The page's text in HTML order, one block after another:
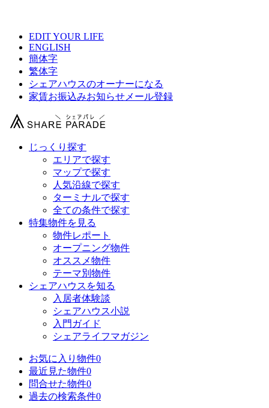
EDIT YOUR LIFE
ENGLISH
簡体字
繁体字
シェアハウスのオーナーになる
家賃お振込みお知らせメール登録
じっくり探す
エリアで探す
マップで探す
人気沿線で探す
ターミナルで探す
全ての条件で探す
特集物件を見る
物件レポート
オープニング物件
オススメ物件
テーマ別物件
シェアハウスを知る
入居者体験談
シェアハウス小説
入門ガイド
シェアライフマガジン
お気に入り物件0
最近見た物件0
問合せた物件0
過去の検索条件0